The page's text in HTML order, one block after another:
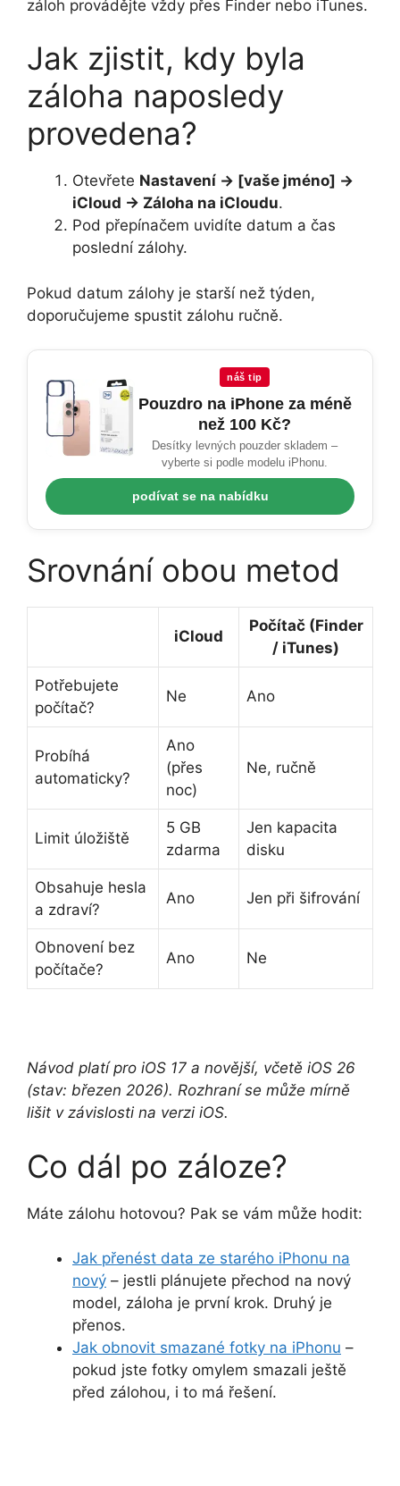
záloh provádějte vždy přes Finder nebo iTunes.
Jak zjistit, kdy byla
záloha naposledy
provedena?
Otevřete Nastavení → [vaše jméno] →
iCloud → Záloha na iCloudu.
Pod přepínačem uvidíte datum a čas
poslední zálohy.
Pokud datum zálohy je starší než týden,
doporučujeme spustit zálohu ručně.
náš tip
Pouzdro na iPhone za méně
než 100 Kč?
Desítky levných pouzder skladem –
vyberte si podle modelu iPhonu.
podívat se na nabídku
Srovnání obou metod
iCloud
Počítač (Finder
/ iTunes)
Potřebujete
počítač?
Ne Ano
Probíhá
automaticky?
Ano
(přes
noc)
Ne, ručně
Limit úložiště
5 GB
zdarma
Jen kapacita
disku
Obsahuje hesla
a zdraví?
Ano Jen při šifrování
Obnovení bez
počítače?
Ano Ne
Návod platí pro iOS 17 a novější, včetě iOS 26
(stav: březen 2026). Rozhraní se může mírně
lišit v závislosti na verzi iOS.
Co dál po záloze?
Máte zálohu hotovou? Pak se vám může hodit:
Jak přenést data ze starého iPhonu na
nový – jestli plánujete přechod na nový
model, záloha je první krok. Druhý je
přenos.
Jak obnovit smazané fotky na iPhonu –
pokud jste fotky omylem smazali ještě
před zálohou, i to má řešení.